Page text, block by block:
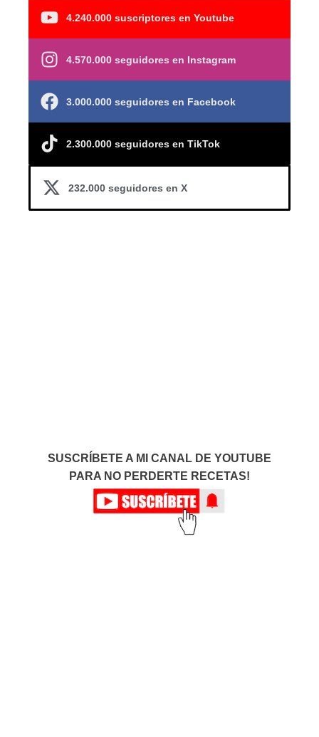
4.240.000 suscriptores en Youtube
4.570.000 seguidores en Instagram
3.000.000 seguidores en Facebook
2.300.000 seguidores en TikTok
232.000 seguidores en X
SUSCRÍBETE A MI CANAL DE YOUTUBE
PARA NO PERDERTE RECETAS!